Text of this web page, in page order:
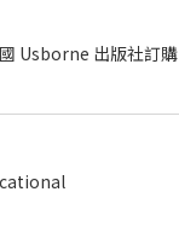
Usborne 出版社訂購